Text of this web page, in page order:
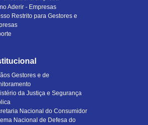
Aderir - Empresas
Restrito para Gestores e
Gestores e de
da Justiça e Segurança
Nacional do Consumidor
Nacional de Defesa do